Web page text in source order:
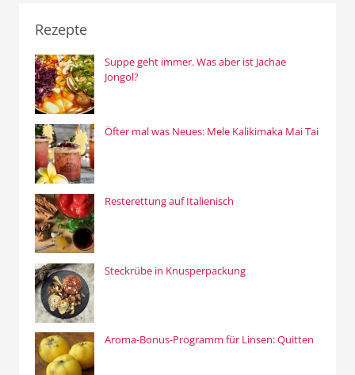
Rezepte
Suppe geht immer. Was aber ist Jachae
Jongol?
Öfter mal was Neues: Mele Kalikimaka Mai Tai
Resterettung auf Italienisch
Steckrübe in Knusperpackung
Aroma-Bonus-Programm für Linsen: Quitten